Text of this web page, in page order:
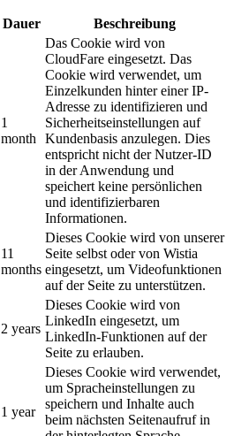
Dauer Beschreibung
1
month
Das Cookie wird von
CloudFare eingesetzt. Das
Cookie wird verwendet, um
Einzelkunden hinter einer IP-
Adresse zu identifizieren und
Sicherheitseinstellungen auf
Kundenbasis anzulegen. Dies
entspricht nicht der Nutzer-ID
in der Anwendung und
speichert keine persönlichen
und identifizierbaren
Informationen.
11
months
Dieses Cookie wird von unserer
Seite selbst oder von Wistia
eingesetzt, um Videofunktionen
auf der Seite zu unterstützen.
2 years
Dieses Cookie wird von
LinkedIn eingesetzt, um
LinkedIn-Funktionen auf der
Seite zu erlauben.
1 year
Dieses Cookie wird verwendet,
um Spracheinstellungen zu
speichern und Inhalte auch
beim nächsten Seitenaufruf in